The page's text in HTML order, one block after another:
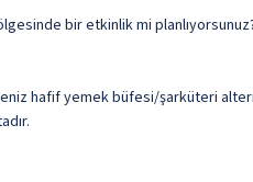
bir etkinlik mi
hafif yemek büfesi/şarküteri